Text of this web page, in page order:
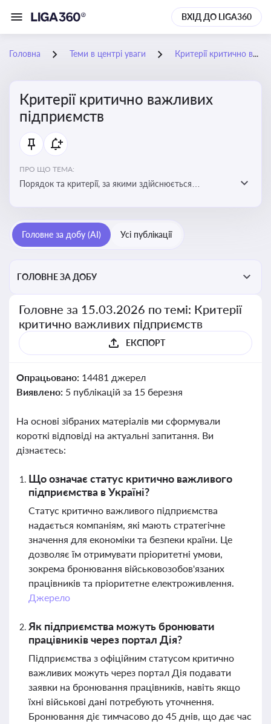
ВХІД ДО LIGA360
Головна Теми в центрі уваги Критерії критично важливих підприємств
Критерії критично важливих
підприємств
ПРО ЩО ТЕМА:
Порядок та критерії, за якими здійснюється
Головне за добу (AI) Усі публікації
ГОЛОВНЕ ЗА ДОБУ
Головне за 15.03.2026 по темі: Критерії
критично важливих підприємств
ЕКСПОРТ
Опрацьовано: 14481 джерел
Виявлено: 5 публікацій за 15 березня
На основі зібраних матеріалів ми сформували
короткі відповіді на актуальні запитання. Ви
дізнаєтесь:
Що означає статус критично важливого
підприємства в Україні?
Статус критично важливого підприємства
надається компаніям, які мають стратегічне
значення для економіки та безпеки країни. Це
дозволяє їм отримувати пріоритетні умови,
зокрема бронювання військовозобов'язаних
працівників та пріоритетне електроживлення.
Джерело
Як підприємства можуть бронювати
працівників через портал Дія?
Підприємства з офіційним статусом критично
важливих можуть через портал Дія подавати
заявки на бронювання працівників, навіть якщо
їхні військові дані потребують уточнення.
Бронювання діє тимчасово до 45 днів, що дає час